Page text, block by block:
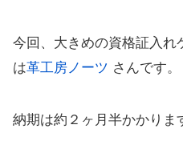
今回、大きめの資格証入れ
は革工房ノーツ さんです。
納期は約２ヶ月半かかりま